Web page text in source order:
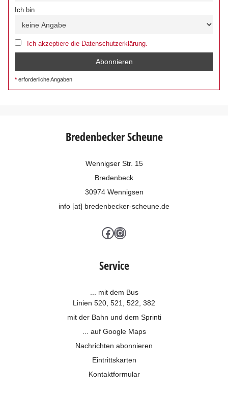
Ich bin
Ich akzeptiere die Datenschutzerklärung.
erforderliche Angaben
Bredenbecker Scheune
Wennigser Str. 15
Bredenbeck
30974 Wennigsen
info [at] bredenbecker-scheune.de
Facebook
Instagram
Service
... mit dem Bus
Linien 520, 521, 522, 382
mit der Bahn und dem Sprinti
... auf Google Maps
Nachrichten abonnieren
Eintrittskarten
Kontaktformular